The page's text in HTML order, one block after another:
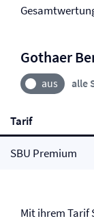
Gothaer
alle
Tarif
SBU Premium
Mit ihrem Tarif